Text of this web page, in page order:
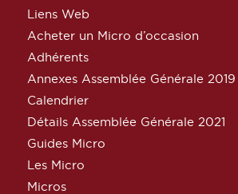
Liens Web
Acheter un Micro d’occasion
Adhérents
Annexes Assemblée Générale 2019
Calendrier
Détails Assemblée Générale 2021
Guides Micro
Les Micro
Micros